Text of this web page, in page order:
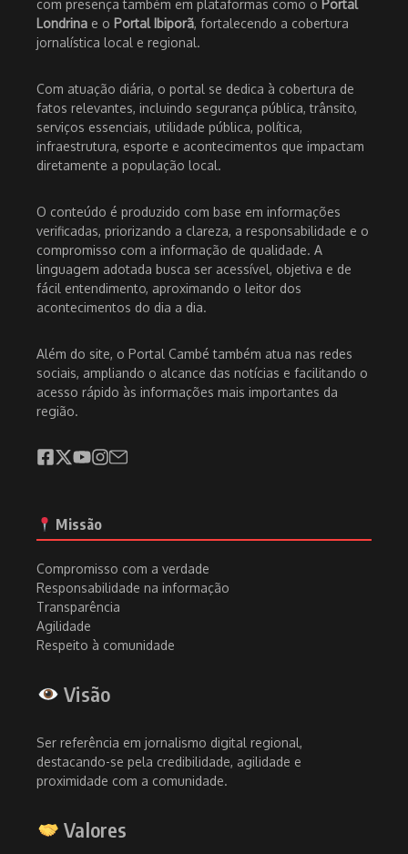
com presença também em plataformas como o Portal
Londrina e o Portal Ibiporã, fortalecendo a cobertura
jornalística local e regional.
Com atuação diária, o portal se dedica à cobertura de
fatos relevantes, incluindo segurança pública, trânsito,
serviços essenciais, utilidade pública, política,
infraestrutura, esporte e acontecimentos que impactam
diretamente a população local.
O conteúdo é produzido com base em informações
verificadas, priorizando a clareza, a responsabilidade e o
compromisso com a informação de qualidade. A
linguagem adotada busca ser acessível, objetiva e de
fácil entendimento, aproximando o leitor dos
acontecimentos do dia a dia.
Além do site, o Portal Cambé também atua nas redes
sociais, ampliando o alcance das notícias e facilitando o
acesso rápido às informações mais importantes da
região.
Missão
Compromisso com a verdade
Responsabilidade na informação
Transparência
Agilidade
Respeito à comunidade
Visão
Ser referência em jornalismo digital regional,
destacando-se pela credibilidade, agilidade e
proximidade com a comunidade.
Valores